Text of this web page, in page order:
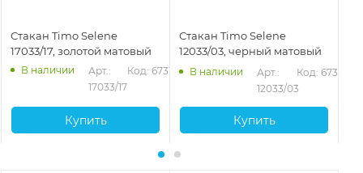
Стакан Timo Selene
17033/17, золотой матовый
В наличии
Арт.:
17033/17
Код: 67316
Купить
Стакан Timo Selene
12033/03, черный матовый
В наличии
Арт.:
12033/03
Код: 67314
Купить